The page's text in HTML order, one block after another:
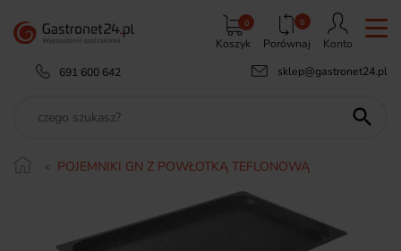
Koszyk
0 0
Porównaj
Konto
691 600 642
sklep@gastronet24.pl

POJEMNIKI GN Z POWŁOTKĄ TEFLONOWĄ